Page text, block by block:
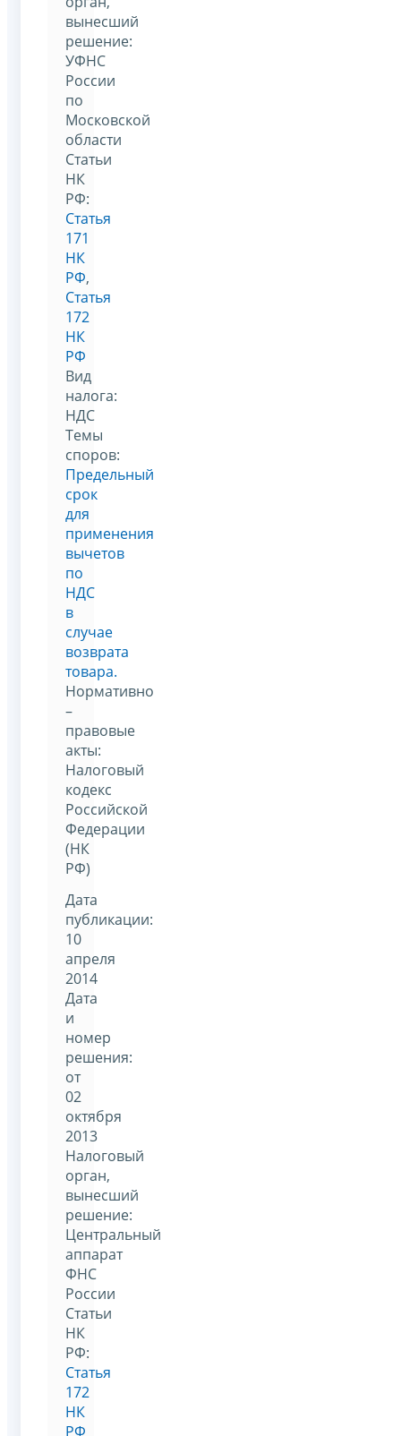
вынесший
решение:
УФНС
России
по
Московской
области
Статьи
НК
РФ:
Статья
171
НК
РФ,
Статья
172
НК
РФ
Вид
налога:
НДС
Темы
споров:
Предельный
срок
для
применения
вычетов
по
НДС
в
случае
возврата
товара.
Нормативно
–
правовые
акты:
Налоговый
кодекс
Российской
Федерации
(НК
РФ)
Дата
публикации:
10
апреля
2014
Дата
и
номер
решения:
от
02
октября
2013
Налоговый
орган,
вынесший
решение:
Центральный
аппарат
ФНС
России
Статьи
НК
РФ:
Статья
172
НК
РФ